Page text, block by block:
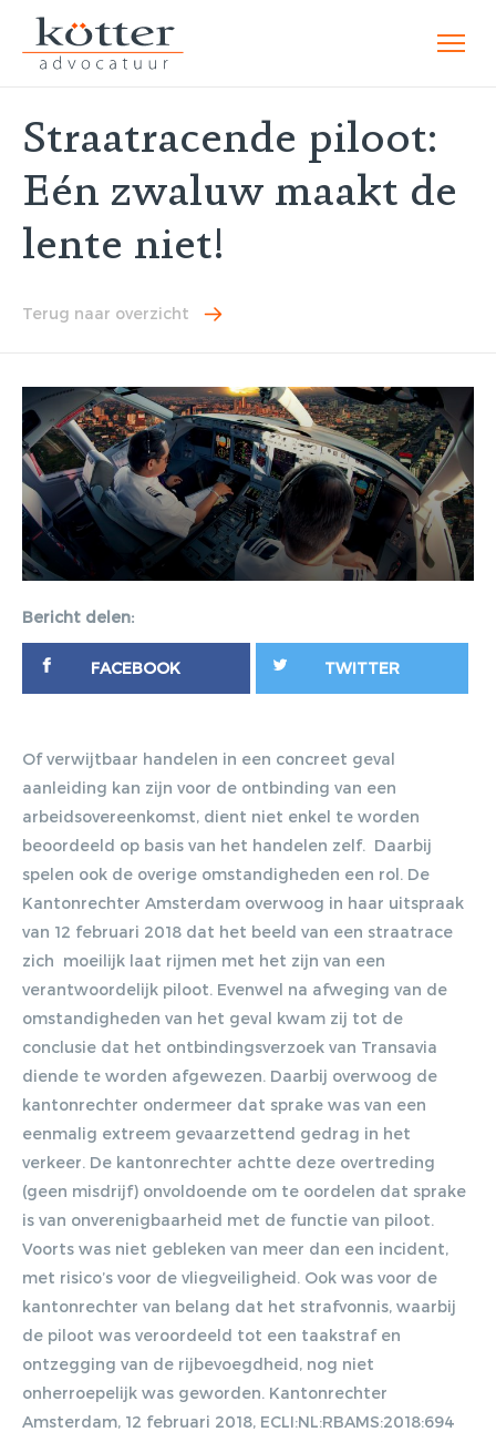
Straatracende piloot:
Eén zwaluw maakt de
lente niet!
Terug naar overzicht
Bericht delen:
FACEBOOK TWITTER
Of verwijtbaar handelen in een concreet geval
aanleiding kan zijn voor de ontbinding van een
arbeidsovereenkomst, dient niet enkel te worden
beoordeeld op basis van het handelen zelf. Daarbij
spelen ook de overige omstandigheden een rol. De
Kantonrechter Amsterdam overwoog in haar uitspraak
van 12 februari 2018 dat het beeld van een straatrace
zich moeilijk laat rijmen met het zijn van een
verantwoordelijk piloot. Evenwel na afweging van de
omstandigheden van het geval kwam zij tot de
conclusie dat het ontbindingsverzoek van Transavia
diende te worden afgewezen. Daarbij overwoog de
kantonrechter ondermeer dat sprake was van een
eenmalig extreem gevaarzettend gedrag in het
verkeer. De kantonrechter achtte deze overtreding
(geen misdrijf) onvoldoende om te oordelen dat sprake
is van onverenigbaarheid met de functie van piloot.
Voorts was niet gebleken van meer dan een incident,
met risico’s voor de vliegveiligheid. Ook was voor de
kantonrechter van belang dat het strafvonnis, waarbij
de piloot was veroordeeld tot een taakstraf en
ontzegging van de rijbevoegdheid, nog niet
onherroepelijk was geworden. Kantonrechter
Amsterdam, 12 februari 2018, ECLI:NL:RBAMS:2018:694